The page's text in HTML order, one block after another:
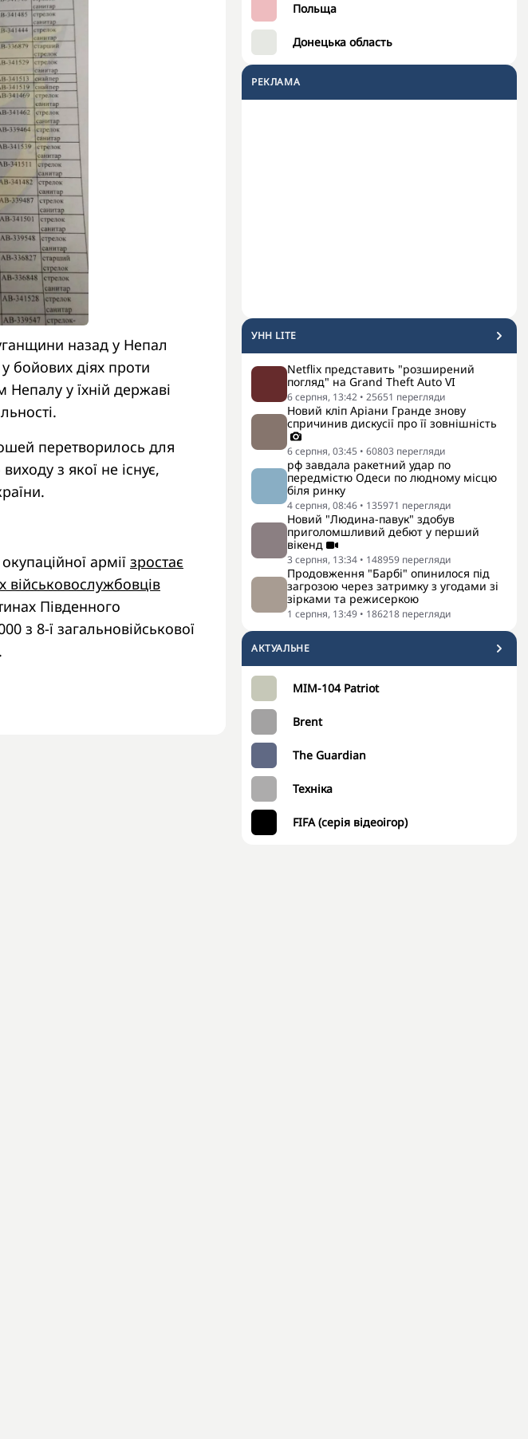
Польща
Донецька область
РЕКЛАМА
УНН LITE
Netflix представить "розширений
погляд" на Grand Theft Auto VI
6 серпня, 13:42 • 25651 перегляди
Новий кліп Аріани Гранде знову
спричинив дискусії про її зовнішність
6 серпня, 03:45 • 60803 перегляди
рф завдала ракетний удар по
передмістю Одеси по людному місцю
біля ринку
4 серпня, 08:46 • 135971 перегляди
Новий "Людина-павук" здобув
приголомшливий дебют у перший
вікенд
3 серпня, 13:34 • 148959 перегляди
Продовження "Барбі" опинилося під
загрозою через затримку з угодами зі
зірками та режисеркою
1 серпня, 13:49 • 186218 перегляди
АКТУАЛЬНЕ
MIM-104 Patriot
Brent
The Guardian
Техніка
FIFA (серія відеоігор)
назад у Непал
бойових діях проти
Непалу у їхній державі
перетворилось для
з якої не існує,
армії зростає
військовослужбовців
Південного
з 8-ї загальновійськової